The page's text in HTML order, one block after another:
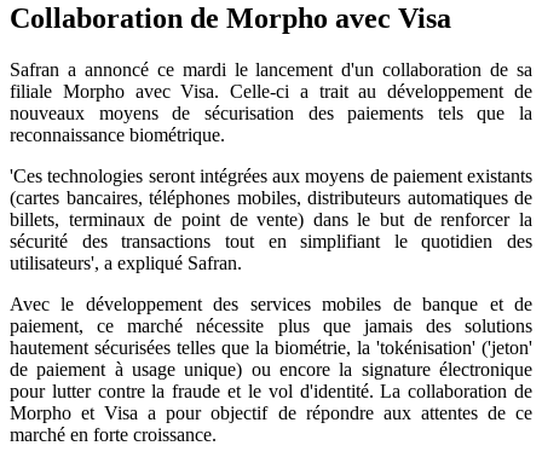
Collaboration de Morpho avec Visa
Safran a annoncé ce mardi le lancement d'un collaboration de sa
filiale Morpho avec Visa. Celle-ci a trait au développement de
nouveaux moyens de sécurisation des paiements tels que la
reconnaissance biométrique.
'Ces technologies seront intégrées aux moyens de paiement existants
(cartes bancaires, téléphones mobiles, distributeurs automatiques de
billets, terminaux de point de vente) dans le but de renforcer la
sécurité des transactions tout en simplifiant le quotidien des
utilisateurs', a expliqué Safran.
Avec le développement des services mobiles de banque et de
paiement, ce marché nécessite plus que jamais des solutions
hautement sécurisées telles que la biométrie, la 'tokénisation' ('jeton'
de paiement à usage unique) ou encore la signature électronique
pour lutter contre la fraude et le vol d'identité. La collaboration de
Morpho et Visa a pour objectif de répondre aux attentes de ce
marché en forte croissance.